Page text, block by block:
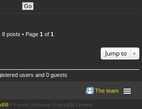
8 posts • Page 1 of 1
Jump to
users and 0 guests
The team
® Forum Software © phpBB Limited